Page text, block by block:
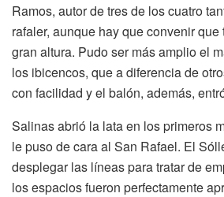
Ramos, autor de tres de los cuatro
rafaler, aunque hay que convenir
gran altura. Pudo ser más amplio el
los ibicencos, que a diferencia de
con facilidad y el balón, además,
Salinas abrió la lata en los primeros
le puso de cara al San Rafael. El
desplegar las líneas para tratar de
los espacios fueron perfectamente